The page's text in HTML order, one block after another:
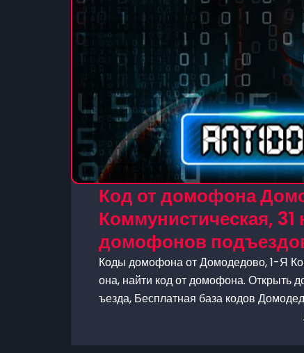
Код от домофона
Коммунистическая,
домофонов
Коды домофона от Домодедово, 1-Я
она, найти код от домофона. Открыть
ъезда, Бесплатная база кодов